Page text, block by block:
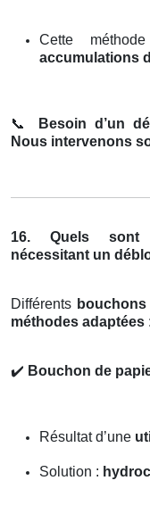
Cette
accumulations
📞
Besoin d’un
Nous intervenons
16. Quels sont
nécessitant un
Différents
méthodes adaptées :
✔️ Bouchon de
Résultat d’une
Solution :